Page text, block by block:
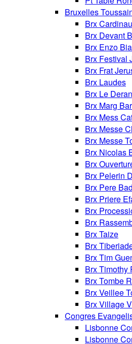
Bruxelles
Brx
Brx Devant
Brx Enzo
Brx Festival
Brx Frat
Brx Laudes
Brx Le
Brx Marg
Brx Mess
Brx Messe
Brx Messe
Brx Nicolas
Brx
Brx Pelerin
Brx Pere
Brx Priere
Brx
Brx
Brx Taize
Brx
Brx Tim
Brx Timothy
Brx Tombe
Brx Veillee
Brx Village
Congres
Lisbonne
Lisbonne